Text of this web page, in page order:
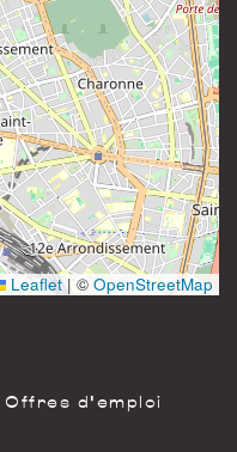
Leaflet |©OpenStreetMap
Offres d'emploi